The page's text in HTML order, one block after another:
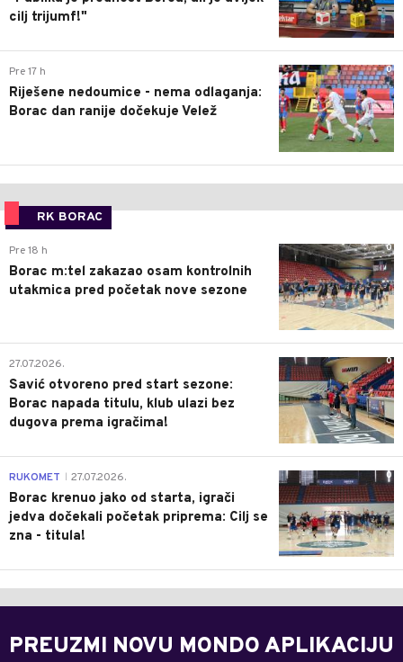
cilj trijumf!"
0
Pre 17 h
Riješene nedoumice - nema odlaganja:
Borac dan ranije dočekuje Velež
RK BORAC
0
Pre 18 h
Borac m:tel zakazao osam kontrolnih
utakmica pred početak nove sezone
0
27.07.2026.
Savić otvoreno pred start sezone:
Borac napada titulu, klub ulazi bez
dugova prema igračima!
0
RUKOMET 27.07.2026.
Borac krenuo jako od starta, igrači
jedva dočekali početak priprema: Cilj se
zna - titula!
PREUZMI NOVU MONDO APLIKACIJU